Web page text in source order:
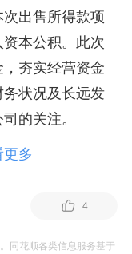
出售所得款项
本公积。此次
夯实经营资金
状况及长远发
的关注。
多
4
同花顺各类信息服务基于